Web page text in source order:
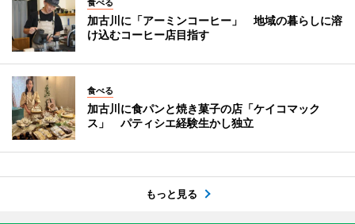
食べる
加古川に「アーミンコーヒー」 地域の暮らしに溶
け込むコーヒー店目指す
食べる
加古川に食パンと焼き菓子の店「ケイコマック
ス」 パティシエ経験生かし独立
もっと見る